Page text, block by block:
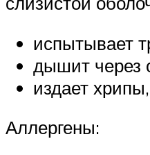
испытывает
дышит через
издает
Аллергены: